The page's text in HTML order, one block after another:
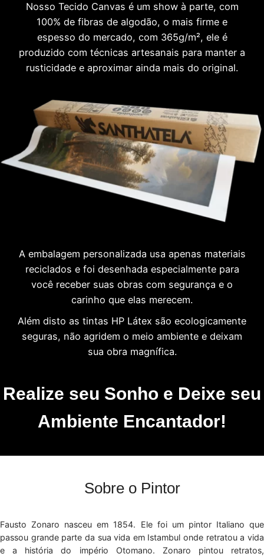
Nosso Tecido Canvas é um show à parte, com
100% de fibras de algodão, o mais firme e
espesso do mercado, com 365g/m², ele é
produzido com técnicas artesanais para manter a
rusticidade e aproximar ainda mais do original.
A embalagem personalizada usa apenas materiais
reciclados e foi desenhada especialmente para
você receber suas obras com segurança e o
carinho que elas merecem.
Além disto as tintas HP Látex são ecologicamente
seguras, não agridem o meio ambiente e deixam
sua obra magnífica.
Realize seu Sonho e Deixe seu
Ambiente Encantador!
Sobre o Pintor
Fausto Zonaro nasceu em 1854. Ele foi um pintor Italiano que
passou grande parte da sua vida em Istambul onde retratou a vida
e a história do império Otomano. Zonaro pintou retratos,